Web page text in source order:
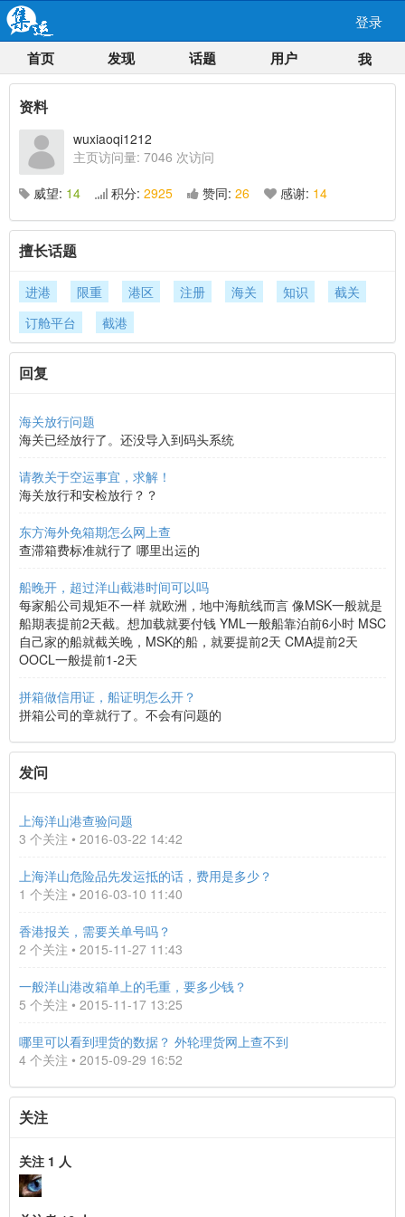
登录
首页 发现 话题 用户 我
资料
wuxiaoqi1212
主页访问量: 7046 次访问
威望: 14 积分: 2925 赞同: 26 感谢: 14
擅长话题
进港 限重 港区 注册 海关 知识
截关
订舱平台
截港
回复
海关放行问题
海关已经放行了。还没导入到码头系统
请教关于空运事宜，求解！
海关放行和安检放行？？
东方海外免箱期怎么网上查
查滞箱费标准就行了 哪里出运的
船晚开，超过洋山截港时间可以吗
每家船公司规矩不一样 就欧洲，地中海航线而言 像MSK一般就是
船期表提前2天截。想加载就要付钱 YML一般船靠泊前6小时 MSC
自己家的船就截关晚，MSK的船，就要提前2天 CMA提前2天
OOCL一般提前1-2天
拼箱做信用证，船证明怎么开？
拼箱公司的章就行了。不会有问题的
发问
上海洋山港查验问题
3 个关注 • 2016-03-22 14:42
上海洋山危险品先发运抵的话，费用是多少？
1 个关注 • 2016-03-10 11:40
香港报关，需要关单号吗？
2 个关注 • 2015-11-27 11:43
一般洋山港改箱单上的毛重，要多少钱？
5 个关注 • 2015-11-17 13:25
哪里可以看到理货的数据？ 外轮理货网上查不到
4 个关注 • 2015-09-29 16:52
关注
关注 1 人